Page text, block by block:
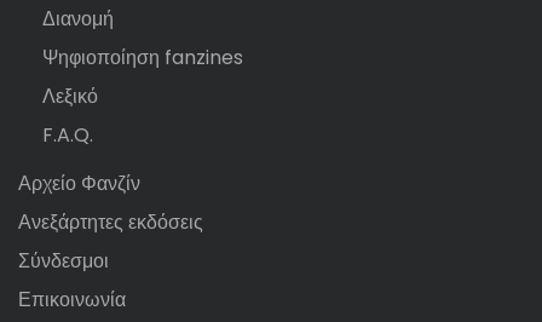
Διανομή
Ψηφιοποίηση fanzines
Λεξικό
F.A.Q.
Αρχείο Φανζίν
Ανεξάρτητες εκδόσεις
Σύνδεσμοι
Επικοινωνία